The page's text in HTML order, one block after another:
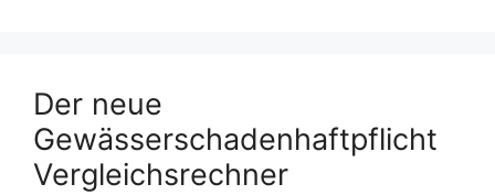
Der neue
Gewässerschadenhaftpflicht
Vergleichsrechner